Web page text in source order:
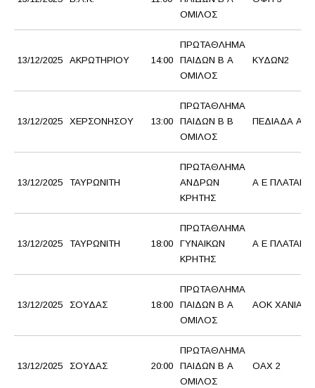
ΟΜΙΛΟΣ
13/12/2025 ΑΚΡΩΤΗΡΙΟΥ 14:00
ΠΡΩΤΑΘΛΗΜΑ
ΠΑΙΔΩΝ Β Α
ΟΜΙΛΟΣ
ΚΥΔΩΝ2
13/12/2025 ΧΕΡΣΟΝΗΣΟΥ 13:00
ΠΡΩΤΑΘΛΗΜΑ
ΠΑΙΔΩΝ Β Β
ΟΜΙΛΟΣ
ΠΕΔΙΑΔΑ
13/12/2025 ΤΑΥΡΩΝΙΤΗ
ΠΡΩΤΑΘΛΗΜΑ
ΑΝΔΡΩΝ
ΚΡΗΤΗΣ
Α Ε
13/12/2025 ΤΑΥΡΩΝΙΤΗ 18:00
ΠΡΩΤΑΘΛΗΜΑ
ΓΥΝΑΙΚΩΝ
ΚΡΗΤΗΣ
Α Ε
13/12/2025 ΣΟΥΔΑΣ 18:00
ΠΡΩΤΑΘΛΗΜΑ
ΠΑΙΔΩΝ Β Α
ΟΜΙΛΟΣ
ΑΟΚ ΧΑΝIA 2
13/12/2025 ΣΟΥΔΑΣ 20:00
ΠΡΩΤΑΘΛΗΜΑ
ΠΑΙΔΩΝ Β Α
ΟΜΙΛΟΣ
ΟΑΧ 2